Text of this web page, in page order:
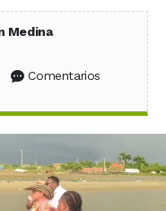
Medina
en Facebook
en X (Twitter)
en WhatsApp
Comentarios